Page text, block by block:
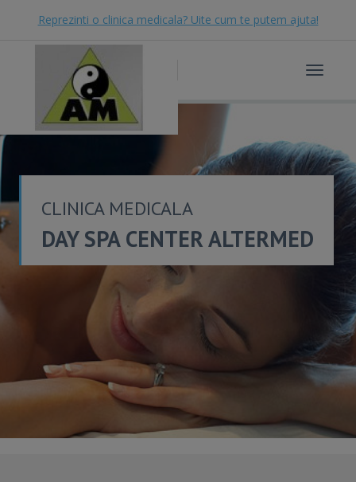
Reprezinti o clinica medicala? Uite cum te putem ajuta!
Toggle
CLINICA MEDICALA
DAY SPA CENTER ALTERMED